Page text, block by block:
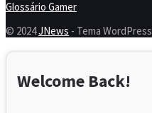
Glossário Gamer
© 2024JNews - Tema WordPress
Welcome Back!